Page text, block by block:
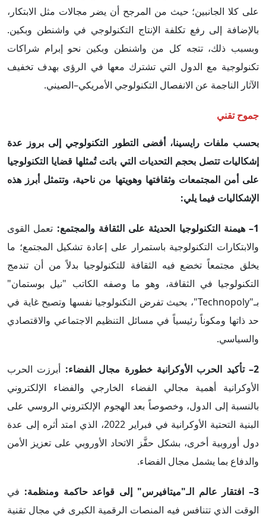
على كلا الجانبين؛ حيث من المرجح أن يضر مجالات مثل الابتكار،
بالإضافة إلى رفع تكلفة الإنتاج التكنولوجي في واشنطن وبكين.
وبسبب ذلك، تتجه كل من واشنطن وبكين نحو إبرام شراكات
تكنولوجية مع الدول التي تشترك معها في الرؤى بهدف تخفيف
الآثار الناجمة عن الانفصال التكنولوجي الأمريكي–الصيني.
جموح تقني
بحسب ملفات رايسينا، أفضى التطور التكنولوجي إلى بروز عدة
إشكاليات تتصل بحجم التحديات التي باتت تُمثلها قضايا التكنولوجيا
على أمن المجتمعات وثقافتها وهويتها من ناحية، وتتمثل أبرز هذه
الإشكاليات فيما يلي:
1– هيمنة التكنولوجيا الحديثة على الثقافة والمجتمع:
تعمل القوى
والابتكارات التكنولوجية باستمرار على إعادة تشكيل المجتمع؛ ما
يخلق مجتمعاً تخضع فيه الثقافة للتكنولوجيا بدلاً من أن تندمج
التكنولوجيا في الثقافة، وهو ما وصفه الكاتب "نيل بوستمان"
بـ"Technopoly"، بحيث تفرض التكنولوجيا نفسها وتصبح غاية في
حد ذاتها ومكوناً رئيسياً في مسائل التنظيم الاجتماعي والاقتصادي
والسياسي.
2– تأكيد الحرب الأوكرانية خطورة مجال الفضاء:
أبرزت الحرب
الأوكرانية أهمية مجالي الفضاء الخارجي والفضاء الإلكتروني
بالنسبة إلى الدول، وخصوصاً بعد الهجوم الإلكتروني الروسي على
البنية التحتية الأوكرانية في فبراير 2022، الذي امتد أثره إلى عدة
دول أوروبية أخرى، بشكل حفَّز الاتحاد الأوروبي على تعزيز الأمن
والدفاع بما يشمل مجال الفضاء.
3– افتقار عالم الـ"ميتافيرس" إلى قواعد حاكمة ومنظمة:
في
الوقت الذي تتنافس فيه المنصات الرقمية الكبرى في مجال تقنية